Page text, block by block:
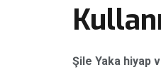
Şile Yaka hiyap